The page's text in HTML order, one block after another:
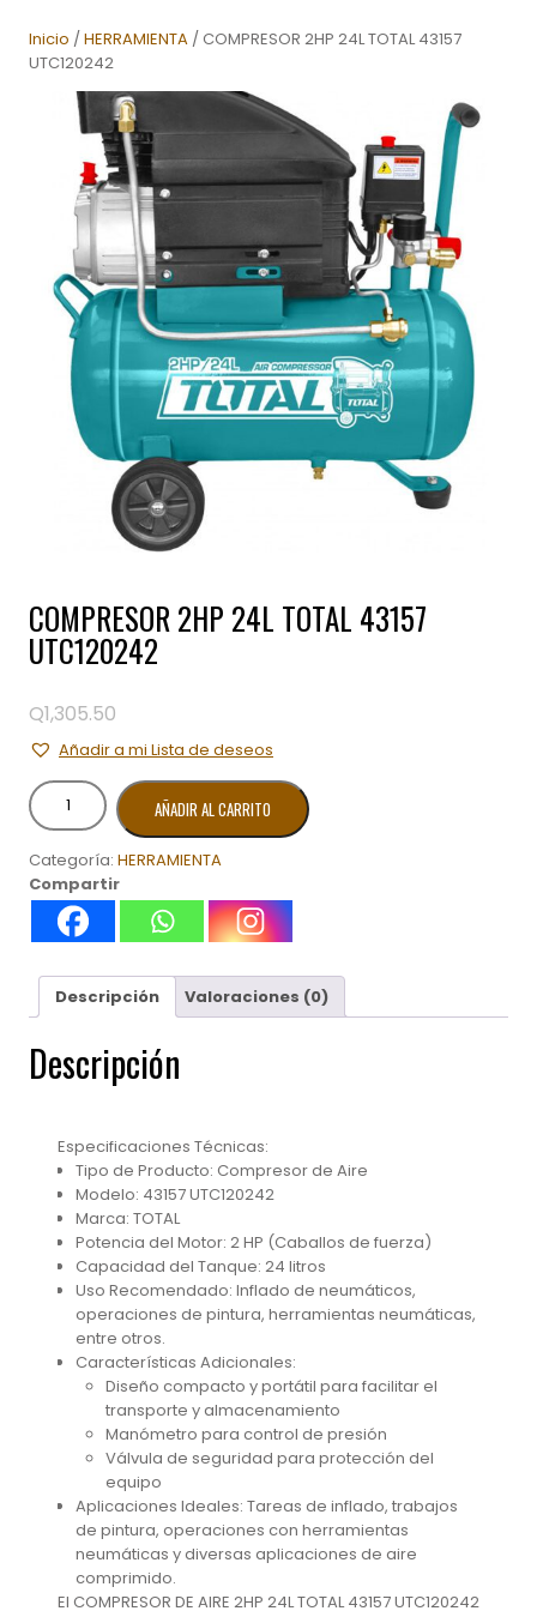
Inicio /HERRAMIENTA / COMPRESOR 2HP 24L TOTAL 43157
UTC120242
COMPRESOR 2HP 24L TOTAL 43157
UTC120242
Q1,305.50
Añadir a mi Lista de deseos
COMPRESOR
2HP
TOTAL
43157
UTC120242
cantidad
AÑADIR AL CARRITO
Categoría: HERRAMIENTA
Compartir
Descripción Valoraciones (0)
Descripción
Especificaciones Técnicas:
Tipo de Producto: Compresor de Aire
Modelo: 43157 UTC120242
Marca: TOTAL
Potencia del Motor: 2 HP (Caballos de fuerza)
Capacidad del Tanque: 24 litros
Uso Recomendado: Inflado de neumáticos,
operaciones de pintura, herramientas neumáticas,
entre otros.
Características Adicionales:
Diseño compacto y portátil para facilitar el
transporte y almacenamiento
Manómetro para control de presión
Válvula de seguridad para protección del
equipo
Aplicaciones Ideales: Tareas de inflado, trabajos
de pintura, operaciones con herramientas
neumáticas y diversas aplicaciones de aire
comprimido.
El COMPRESOR DE AIRE 2HP 24L TOTAL 43157 UTC120242